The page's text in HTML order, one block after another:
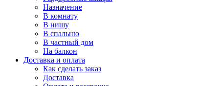
Назначение
В комнату
В нишу
В спальню
В частный дом
На балкон
Доставка и оплата
Как сделать заказ
Доставка